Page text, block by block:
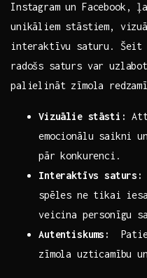
Instagram un Facebook,⁣
unikāliem stāstiem,
interaktīvu ​saturu.
radošs saturs ‍var
palielināt zīmola
Vizuālie stāsti:
emocionālu ‍saikni
pār konkurenci.
Interaktīvs saturs:
spēles ne tikai
veicina personīgu
Autentiskums:
zīmola uzticamību